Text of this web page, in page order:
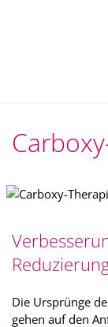
Die Ursprünge
gehen auf den